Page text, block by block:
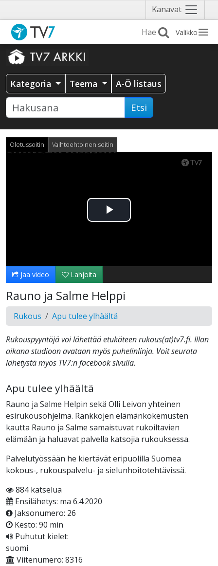
Kanavat Näytä
valikko
Valikko
Kategoria Teema A-Ö listaus
Etsi
Oletussoitin Vaihtoehtoinen soitin
Toista
Jaa video Lahjoita
Rauno ja Salme Helppi
Rukous Apu tulee ylhäältä
Rukouspyyntöjä voi lähettää etukäteen rukous(at)tv7.fi. Illan
aikana studioon avataan myös puhelinlinja. Voit seurata
lähetystä myös TV7:n facebook sivulla.
Apu tulee ylhäältä
Rauno ja Salme Helpin sekä Olli Leivon yhteinen
esirukousohjelma. Rankkojen elämänkokemusten
kautta Rauno ja Salme samaistuvat rukoiltavien
elämään ja haluavat palvella katsojia rukouksessa.
Palvelutyössään he kiertävät eripuolilla Suomea
kokous-, rukouspalvelu- ja sielunhoitotehtävissä.
884 katselua
Ensilähetys: ma 6.4.2020
Jaksonumero: 26
Kesto: 90 min
Puhutut kielet:
suomi
Viitenumero: 8316